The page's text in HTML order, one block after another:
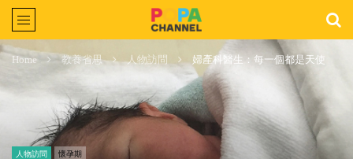
Home 教養省思 人物訪問 婦產科醫生：每一個都是天使
人物訪問 懷孕期